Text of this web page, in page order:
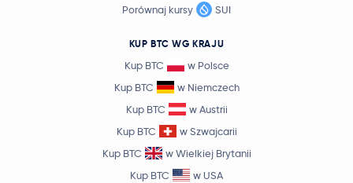
Porównaj kursy
SUI
KUP BTC WG KRAJU
Kup BTC
w Polsce
Kup BTC
w Niemczech
Kup BTC
w Austrii
Kup BTC
w Szwajcarii
Kup BTC
w Wielkiej Brytanii
Kup BTC
w USA